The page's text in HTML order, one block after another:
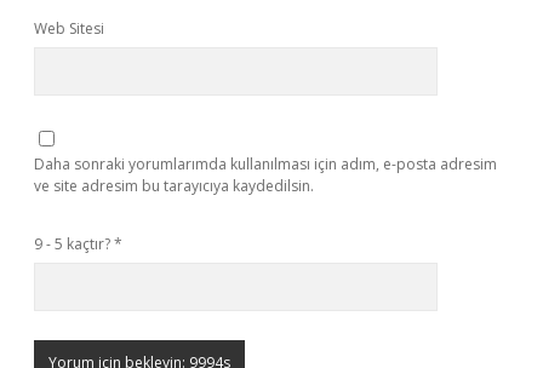
Web Sitesi
Daha sonraki yorumlarımda kullanılması için adım, e-posta adresim
ve site adresim bu tarayıcıya kaydedilsin.
9 - 5 kaçtır?*